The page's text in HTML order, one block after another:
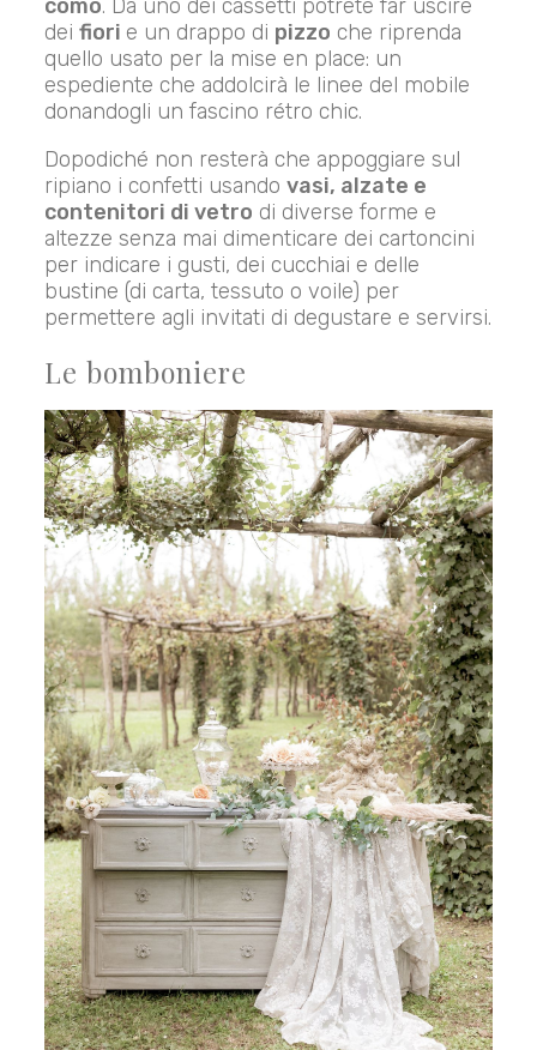
comò. Da uno dei cassetti potrete far uscire
deifiori e un drappo di pizzo che riprenda
quello usato per la mise en place: un
espediente che addolcirà le linee del mobile
donandogli un fascino rétro chic.
Dopodiché non resterà che appoggiare sul
ripiano i confetti usandovasi, alzate e
contenitori di vetro di diverse forme e
altezze senza mai dimenticare dei cartoncini
per indicare i gusti, dei cucchiai e delle
bustine (di carta, tessuto o voile) per
permettere agli invitati di degustare e servirsi.
Le bomboniere